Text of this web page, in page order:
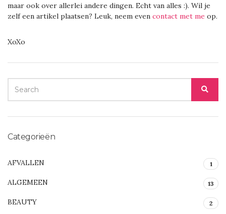
maar ook over allerlei andere dingen. Echt van alles :). Wil je
zelf een artikel plaatsen? Leuk, neem even contact met me op.
XoXo
SEARCH
FOR:
Categorieën
AFVALLEN 1
ALGEMEEN 13
BEAUTY 2